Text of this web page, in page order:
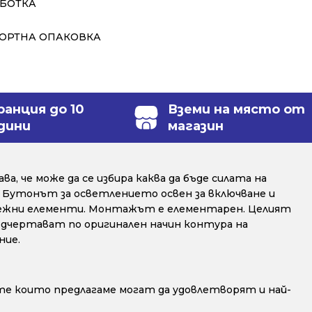
ОПАКОВКА
до 10
Вземи на място от
магазин
че може да се избира каква да бъде силата на
за осветлението освен за включване и
елементи. Монтажът е елементарен. Целият
по оригинален начин контура на
които предлагаме могат да удовлетворят и най-